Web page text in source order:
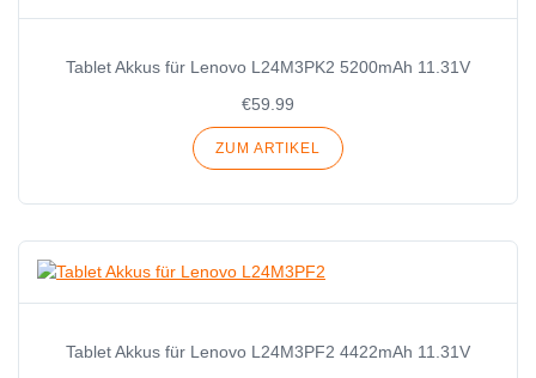
Tablet Akkus für Lenovo L24M3PK2 5200mAh 11.31V
€59.99
ZUM ARTIKEL
Tablet Akkus für Lenovo L24M3PF2 4422mAh 11.31V